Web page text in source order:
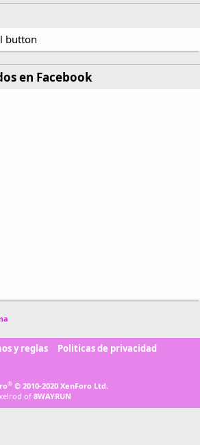
en Facebook
y reglas
Politicas de privacidad
® © 2010-2020 XenForo Ltd.
of 8WAYRUN